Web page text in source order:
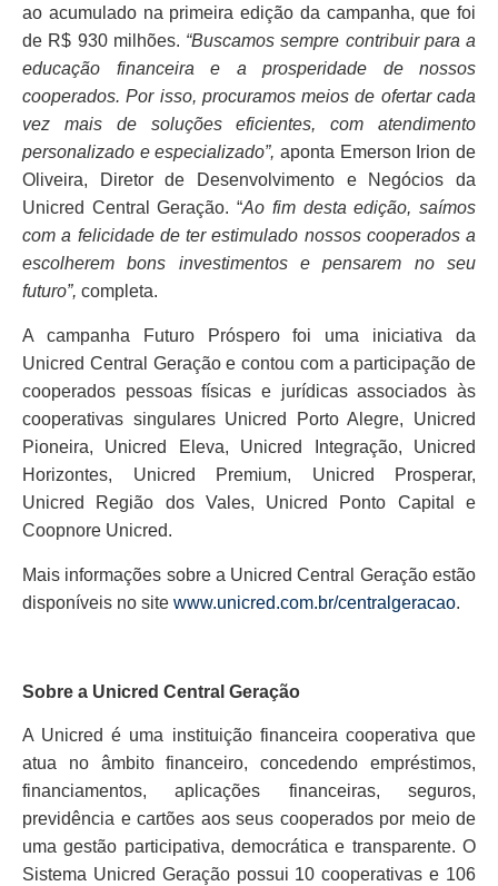
ao acumulado na primeira edição da campanha, que foi
de R$ 930 milhões. “Buscamos sempre contribuir para a
educação financeira e a prosperidade de nossos
cooperados. Por isso, procuramos meios de ofertar cada
vez mais de soluções eficientes, com atendimento
personalizado e especializado”, aponta Emerson Irion de
Oliveira, Diretor de Desenvolvimento e Negócios da
Unicred Central Geração. “Ao fim desta edição, saímos
com a felicidade de ter estimulado nossos cooperados a
escolherem bons investimentos e pensarem no seu
futuro”, completa.
A campanha Futuro Próspero foi uma iniciativa da
Unicred Central Geração e contou com a participação de
cooperados pessoas físicas e jurídicas associados às
cooperativas singulares Unicred Porto Alegre, Unicred
Pioneira, Unicred Eleva, Unicred Integração, Unicred
Horizontes, Unicred Premium, Unicred Prosperar,
Unicred Região dos Vales, Unicred Ponto Capital e
Coopnore Unicred.
Mais informações sobre a Unicred Central Geração estão
disponíveis no site www.unicred.com.br/centralgeracao.
Sobre a Unicred Central Geração
A Unicred é uma instituição financeira cooperativa que
atua no âmbito financeiro, concedendo empréstimos,
financiamentos, aplicações financeiras, seguros,
previdência e cartões aos seus cooperados por meio de
uma gestão participativa, democrática e transparente. O
Sistema Unicred Geração possui 10 cooperativas e 106